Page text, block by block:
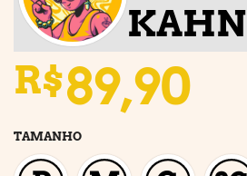
KAHN
R$89,90
TAMANHO